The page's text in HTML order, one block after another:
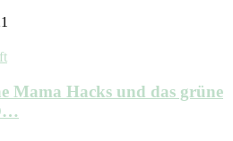
Mama Hacks und das grüne